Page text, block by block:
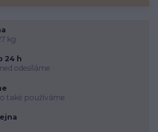
kg
24 h
odesíláme
také používáme